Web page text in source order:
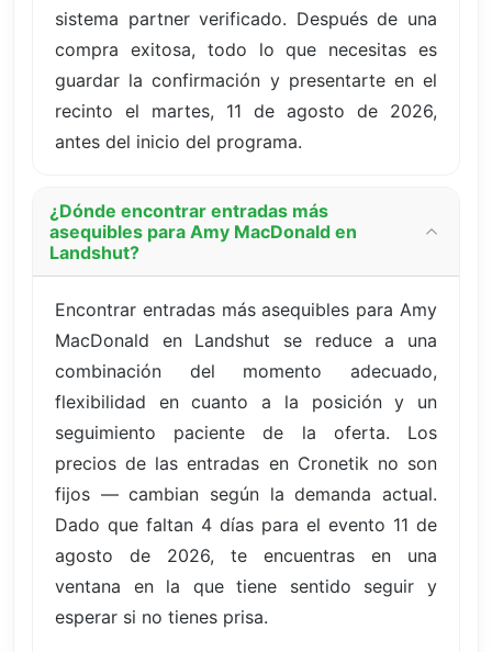
sistema partner verificado. Después de una
compra exitosa, todo lo que necesitas es
guardar la confirmación y presentarte en el
recinto el martes, 11 de agosto de 2026,
antes del inicio del programa.
¿Dónde encontrar entradas más
asequibles para Amy MacDonald en
Landshut?
Encontrar entradas más asequibles para Amy
MacDonald en Landshut se reduce a una
combinación del momento adecuado,
flexibilidad en cuanto a la posición y un
seguimiento paciente de la oferta. Los
precios de las entradas en Cronetik no son
fijos — cambian según la demanda actual.
Dado que faltan 4 días para el evento 11 de
agosto de 2026, te encuentras en una
ventana en la que tiene sentido seguir y
esperar si no tienes prisa.